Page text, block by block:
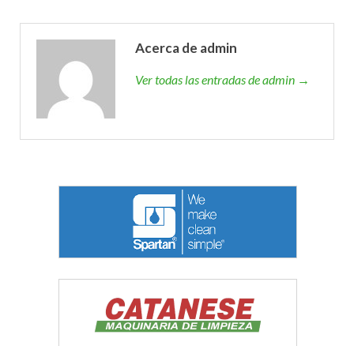
Acerca de admin
Ver todas las entradas de admin →